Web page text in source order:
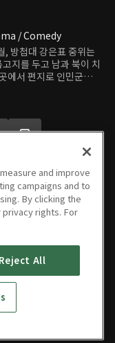
/ Comedy
, 방첩대 강은표 중위는
지를 두고 남과 북이 치
에서 편지로 인민군과
and improve
campaigns and to
By clicking the
rights. For
Reject All